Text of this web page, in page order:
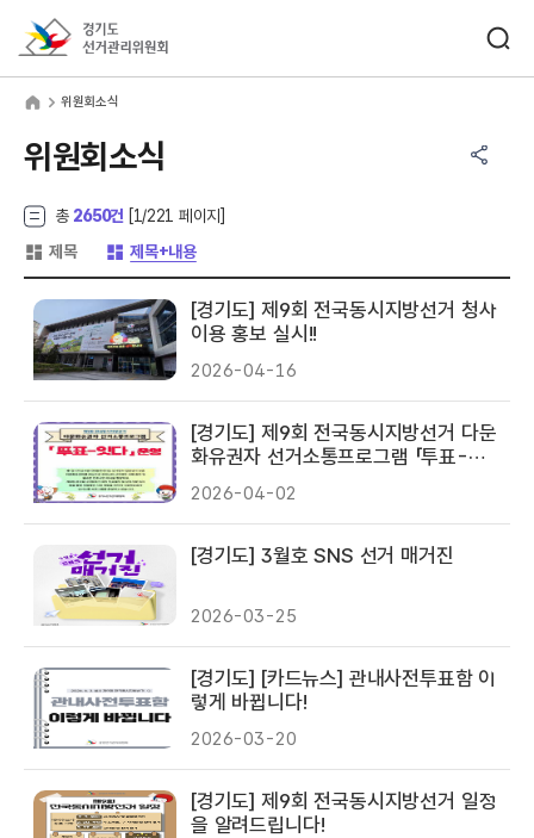
위원회소식
위원회소식
총 2650건 [1/221 페이지]
제목 제목+내용
[경기도] 제9회 전국동시지방선거 청사
이용 홍보 실시!!
2026-04-16
[경기도] 제9회 전국동시지방선거 다문
화유권자 선거소통프로그램 「투표-잇
다」 운영
2026-04-02
[경기도] 3월호 SNS 선거 매거진
2026-03-25
[경기도] [카드뉴스] 관내사전투표함 이
렇게 바뀝니다!
2026-03-20
[경기도] 제9회 전국동시지방선거 일정
을 알려드립니다!